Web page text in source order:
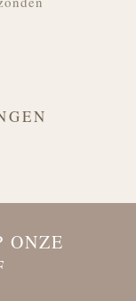
ONZE